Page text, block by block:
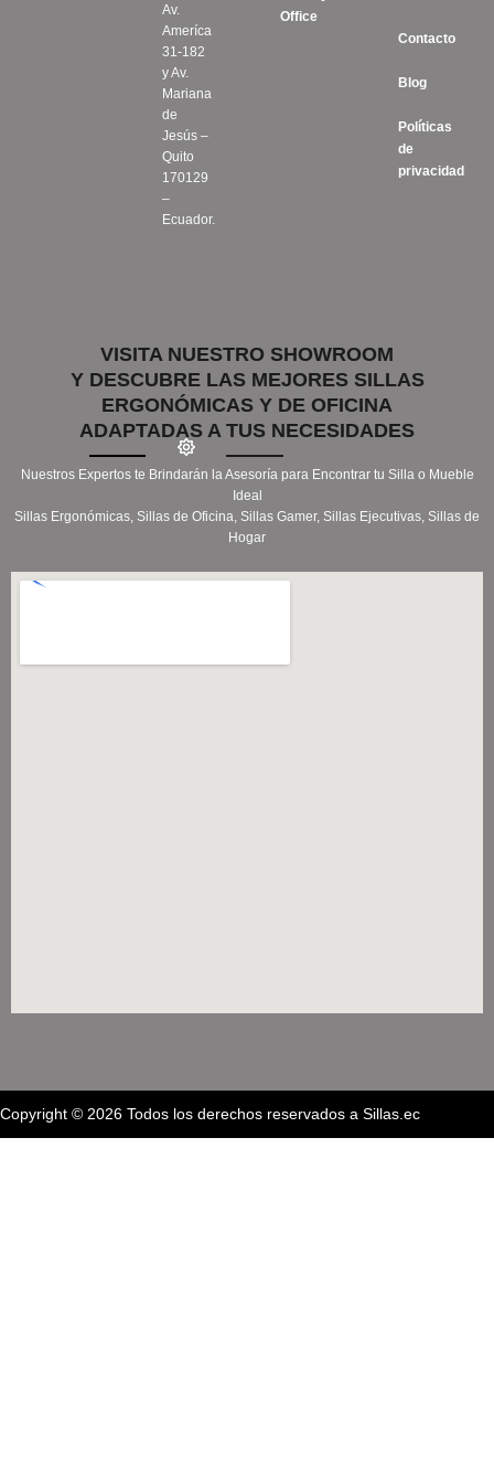
Av.
Ameríca
31-182
y Av.
Mariana
de
Jesús –
Quito
170129
–
Ecuador.
Office
Contacto
Blog
Políticas
de
privacidad
VISITA NUESTRO SHOWROOM
Y DESCUBRE LAS MEJORES SILLAS
ERGONÓMICAS Y DE OFICINA
ADAPTADAS A TUS NECESIDADES
Nuestros Expertos te Brindarán la Asesoría para Encontrar tu Silla o Mueble
Ideal
Sillas Ergonómicas, Sillas de Oficina, Sillas Gamer, Sillas Ejecutivas, Sillas de
Hogar
Copyright © 2026 Todos los derechos reservados a Sillas.ec